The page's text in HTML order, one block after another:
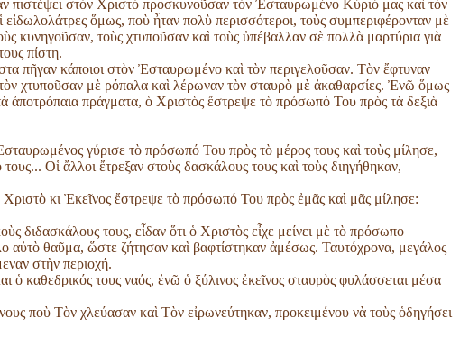
πιστέψει στὸν Χριστὸ προσκυνοῦσαν τὸν Ἐσταυρωμένο Κύριό μας καὶ τὸν
ὅμως, ποὺ ἦταν πολὺ περισσότεροι, τοὺς συμπεριφέρονταν μὲ
κυνηγοῦσαν, τοὺς χτυποῦσαν καὶ τοὺς ὑπέβαλλαν σὲ πολλὰ μαρτύρια γιὰ
πίστη.
πῆγαν κάποιοι στὸν Ἐσταυρωμένο καὶ τὸν περιγελοῦσαν. Τὸν ἔφτυναν
χτυποῦσαν μὲ ρόπαλα καὶ λέρωναν τὸν σταυρὸ μὲ ἀκαθαρσίες. Ἐνῶ ὅμως
ἀποτρόπαια πράγματα, ὁ Χριστὸς ἔστρεψε τὸ πρόσωπό Του πρὸς τὰ δεξιὰ
γύρισε τὸ πρόσωπό Του πρὸς τὸ μέρος τους καὶ τοὺς μίλησε,
Οἱ ἄλλοι ἔτρεξαν στοὺς δασκάλους τους καὶ τοὺς διηγήθηκαν,
κι Ἐκεῖνος ἔστρεψε τὸ πρόσωπό Του πρὸς ἐμᾶς καὶ μᾶς μίλησε:
διδασκάλους τους, εἶδαν ὅτι ὁ Χριστὸς εἶχε μείνει μὲ τὸ πρόσωπο
αὐτὸ θαῦμα, ὥστε ζήτησαν καὶ βαφτίστηκαν ἀμέσως. Ταυτόχρονα, μεγάλος
στὴν περιοχή.
καθεδρικός τους ναός, ἐνῶ ὁ ξύλινος ἐκεῖνος σταυρὸς φυλάσσεται μέσα
ποὺ Τὸν χλεύασαν καὶ Τὸν εἰρωνεύτηκαν, προκειμένου νὰ τοὺς ὁδηγήσει